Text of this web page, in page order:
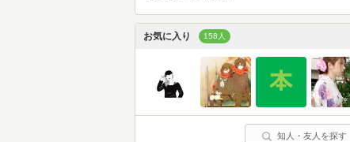
お気に入り 158人
知人・友人を探す